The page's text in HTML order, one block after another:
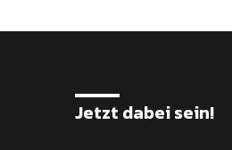
Jetzt dabei sein!